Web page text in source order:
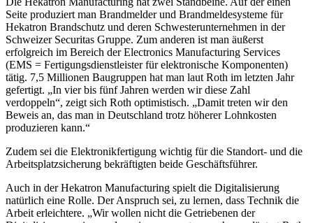
Seite produziert man Brandmelder und Brandmeldesysteme für
Hekatron Brandschutz und deren Schwesterunternehmen in der
Schweizer Securitas Gruppe. Zum anderen ist man äußerst
erfolgreich im Bereich der Electronics Manufacturing Services
(EMS = Fertigungsdienstleister für elektronische Komponenten)
tätig. 7,5 Millionen Baugruppen hat man laut Roth im letzten Jahr
gefertigt. „In vier bis fünf Jahren werden wir diese Zahl
verdoppeln“, zeigt sich Roth optimistisch. „Damit treten wir den
Beweis an, das man in Deutschland trotz höherer Lohnkosten
produzieren kann.“
Zudem sei die Elektronikfertigung wichtig für die Standort- und die
Arbeitsplatzsicherung bekräftigten beide Geschäftsführer.
Auch in der Hekatron Manufacturing spielt die Digitalisierung
natürlich eine Rolle. Der Anspruch sei, zu lernen, dass Technik die
Arbeit erleichtere. „Wir wollen nicht die Getriebenen der